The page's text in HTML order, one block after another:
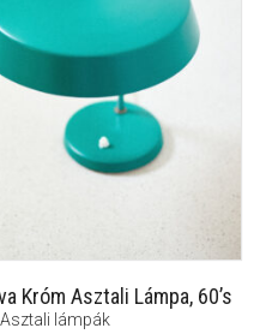
Króm Asztali Lámpa, 60’s
Asztali lámpák